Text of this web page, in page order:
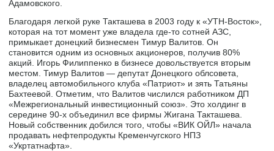
Адамовского.
Благодаря легкой руке Такташева в 2003 году к «УТН-Восток»,
которая на тот момент уже владела где-то сотней АЗС,
примыкает донецкий бизнесмен Тимур Валитов. Он
становится одним из основных акционеров, получив 80%
акций. Игорь Филиппенко в бизнесе довольствуется вторым
местом. Тимур Валитов — депутат Донецкого облсовета,
владелец автомобильного клуба «Патриот» и зять Татьяны
Бахтеевой. Отметим, что Валитов числился работником ДП
«Межрегиональный инвестиционный союз». Это холдинг в
середине 90-х объединил все фирмы Жигана Такташева.
Новый собственник добился того, чтобы «ВИК ОЙЛ» начала
продавать нефтепродукты Кременчугского НПЗ
«Укртатнафта».